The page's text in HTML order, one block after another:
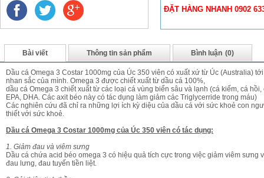
ĐẶT HÀNG NHANH 0902
Bài viết Thông tin sản phẩm Bình luận (0)
Dầu cá Omega 3 Costar 1000mg của Úc 350 viên có xuất xứ từ Úc (Australia)
nhan sắc của mình. Omega 3 được chiết xuất từ dầu cá 100%,
dầu cá Omega 3 chiết xuất từ các loại cá vùng biển sâu và lạnh (cá kiếm, cá
EPA, DHA. Các axit béo này có tác dụng làm giảm các Triglycerride trong máu)
Các nghiên cứu đã chỉ ra những lợi ích kỳ diệu của dầu cá với sức khoẻ con
thiết với sức khoẻ.
Dầu cá Omega 3 Costar 1000mg của Úc 350 viên có tác dụng:
1. Giảm đau và viêm sưng
Dầu cá chứa acid béo omega 3 có hiệu quả tích cực trong việc giảm viêm
đau lưng, đau tuyến tiền liệt.